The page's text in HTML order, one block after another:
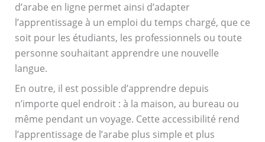
d’arabe en ligne permet ainsi d’adapter
l’apprentissage à un emploi du temps chargé, que ce
soit pour les étudiants, les professionnels ou toute
personne souhaitant apprendre une nouvelle
langue.
En outre, il est possible d’apprendre depuis
n’importe quel endroit : à la maison, au bureau ou
même pendant un voyage. Cette accessibilité rend
l’apprentissage de l’arabe plus simple et plus